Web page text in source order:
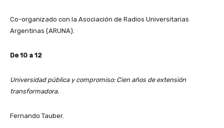
Co-organizado con la Asociación de Radios Universitarias
Argentinas (ARUNA).
De 10 a 12
Universidad pública y compromiso: Cien años de extensión
transformadora.
Fernando Tauber.